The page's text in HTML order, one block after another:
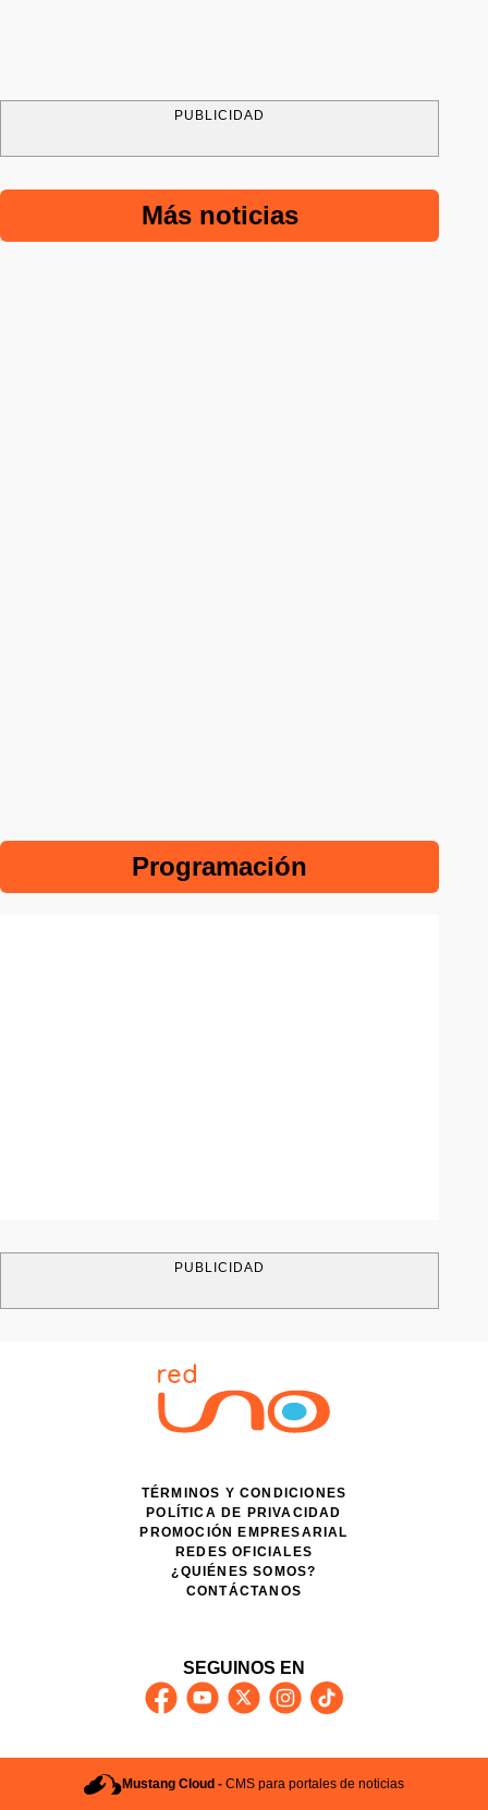
PUBLICIDAD
Más noticias
Programación
PUBLICIDAD
TÉRMINOS Y CONDICIONES
POLÍTICA DE PRIVACIDAD
PROMOCIÓN EMPRESARIAL
REDES OFICIALES
¿QUIÉNES SOMOS?
CONTÁCTANOS
SEGUINOS EN
Mustang Cloud -CMS para portales de noticias